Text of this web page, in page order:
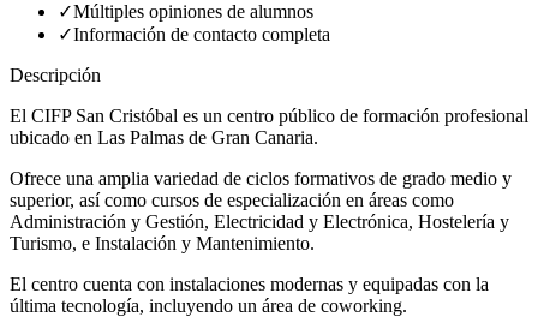
✓Múltiples opiniones de alumnos
✓Información de contacto completa
Descripción
El CIFP San Cristóbal es un centro público de formación profesional
ubicado en Las Palmas de Gran Canaria.
Ofrece una amplia variedad de ciclos formativos de grado medio y
superior, así como cursos de especialización en áreas como
Administración y Gestión, Electricidad y Electrónica, Hostelería y
Turismo, e Instalación y Mantenimiento.
El centro cuenta con instalaciones modernas y equipadas con la
última tecnología, incluyendo un área de coworking.